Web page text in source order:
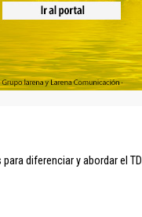
para diferenciar y abordar el